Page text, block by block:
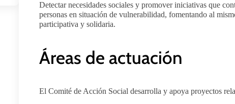
Detectar necesidades sociales y promover iniciativas que
personas en situación de vulnerabilidad, fomentando al
participativa y solidaria.
Áreas de actuación
El Comité de Acción Social desarrolla y apoya proyectos